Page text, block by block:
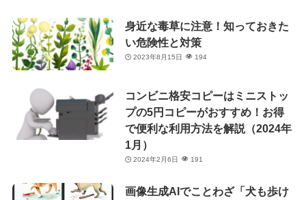
身近な毒草に注意！知っておきた
い危険性と対策
2023年8月15日 194
コンビニ格安コピーはミニストッ
プの5円コピーがおすすめ！お得
で便利な利用方法を解説（2024年
1月）
2024年2月6日 191
画像生成AIでことわざ「犬も歩け